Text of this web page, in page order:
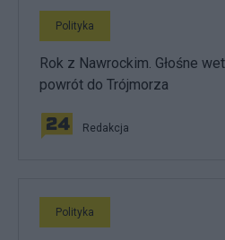
Polityka
Rok z Nawrockim. Głośne
powrót do Trójmorza
Redakcja
Polityka